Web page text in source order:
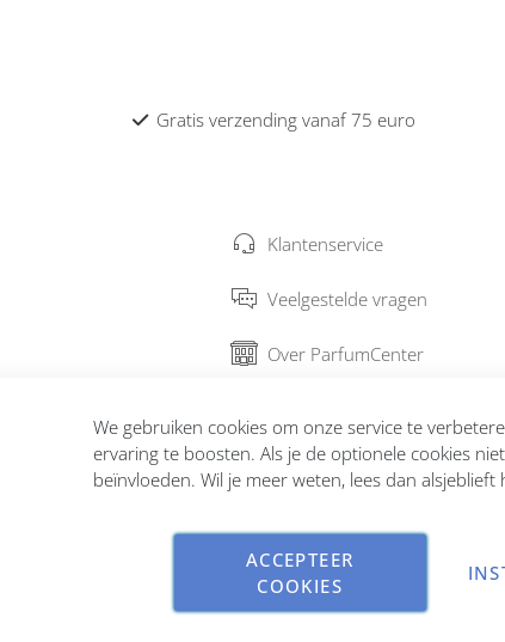
Gratis verzending vanaf 75 euro
Klantenservice
Veelgestelde vragen
Over ParfumCenter
Garantie en retourneren
Copyright © 2026
We gebruiken cookies om onze service te
ervaring te boosten. Als je de optionele cookies
beïnvloeden. Wil je meer weten, lees dan alsjeblieft
ACCEPTEER
COOKIES